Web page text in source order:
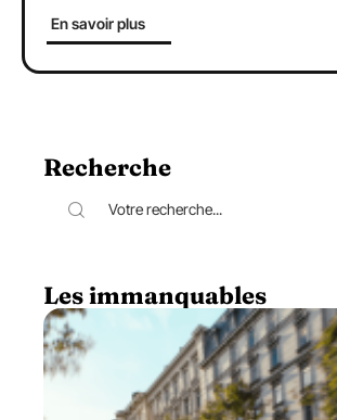
En savoir plus
Recherche
Les immanquables